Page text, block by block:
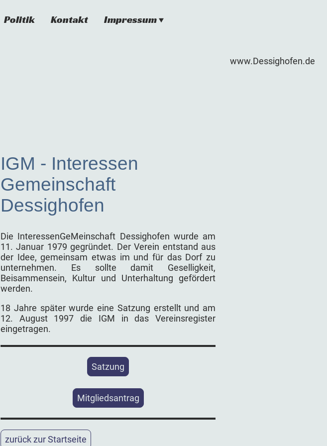
Politik Kontakt Impressum
www.Dessighofen.de
IGM - Interessen
Gemeinschaft
Dessighofen
Die InteressenGeMeinschaft Dessighofen wurde am
11. Januar 1979 gegründet. Der Verein entstand aus
der Idee, gemeinsam etwas im und für das Dorf zu
unternehmen. Es sollte damit Geselligkeit,
Beisammensein, Kultur und Unterhaltung gefördert
werden.
18 Jahre später wurde eine Satzung erstellt und am
12. August 1997 die IGM in das Vereinsregister
eingetragen.
Satzung
Mitgliedsantrag
zurück zur Startseite